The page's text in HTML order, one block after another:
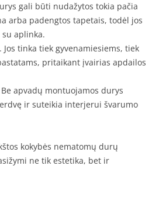
gali būti nudažytos tokia pačia
arba padengtos tapetais, todėl jos
aplinka.
. Jos tinka tiek gyvenamiesiems, tiek
pritaikant įvairias apdailos
Be apvadų montuojamos durys
ir suteikia interjerui švarumo
kokybės nematomų durų
ne tik estetika, bet ir